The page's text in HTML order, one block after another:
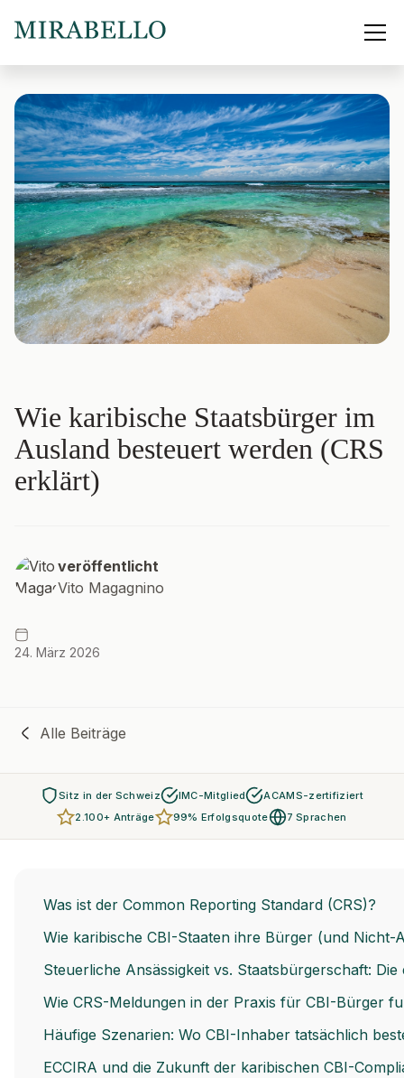
Wie karibische Staatsbürger im
Ausland besteuert werden (CRS
erklärt)
veröffentlicht
Vito Magagnino
24. März 2026
Alle Beiträge
Sitz in der Schweiz IMC-Mitglied
ACAMS-zertifiziert
2.100+ Anträge
99% Erfolgsquote 7 Sprachen
Was ist der Common Reporting Standard (CRS)?
Wie karibische CBI-Staaten ihre Bürger (und Nicht-
Steuerliche Ansässigkeit vs. Staatsbürgerschaft:
Wie CRS-Meldungen in der Praxis für CBI-Bürger
Häufige Szenarien: Wo CBI-Inhaber tatsächlich
ECCIRA und die Zukunft der karibischen CBI-